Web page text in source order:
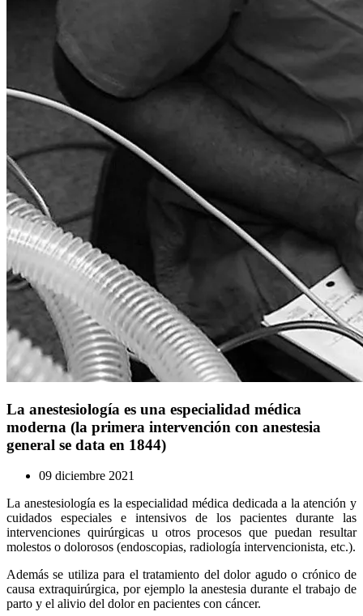
La anestesiología es una especialidad médica
moderna (la primera intervención con anestesia
general se data en 1844)
09 diciembre 2021
La anestesiología es la especialidad médica dedicada a la atención y
cuidados especiales e intensivos de los pacientes durante las
intervenciones quirúrgicas u otros procesos que puedan resultar
molestos o dolorosos (endoscopias, radiología intervencionista, etc.).
Además se utiliza para el tratamiento del dolor agudo o crónico de
causa extraquirúrgica, por ejemplo la anestesia durante el trabajo de
parto y el alivio del dolor en pacientes con cáncer.